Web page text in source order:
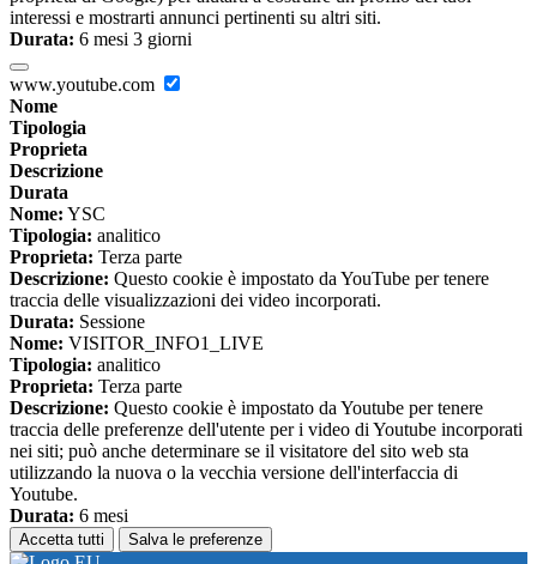
interessi e mostrarti annunci pertinenti su altri siti.
Durata: 6 mesi 3 giorni
www.youtube.com
Nome
Tipologia
Proprieta
Descrizione
Durata
Nome: YSC
Tipologia: analitico
Proprieta: Terza parte
Descrizione: Questo cookie è impostato da YouTube per tenere
traccia delle visualizzazioni dei video incorporati.
Durata: Sessione
Nome: VISITOR_INFO1_LIVE
Tipologia: analitico
Proprieta: Terza parte
Descrizione: Questo cookie è impostato da Youtube per tenere
traccia delle preferenze dell'utente per i video di Youtube incorporati
nei siti; può anche determinare se il visitatore del sito web sta
utilizzando la nuova o la vecchia versione dell'interfaccia di
Youtube.
Durata: 6 mesi
Accetta tutti Salva le preferenze